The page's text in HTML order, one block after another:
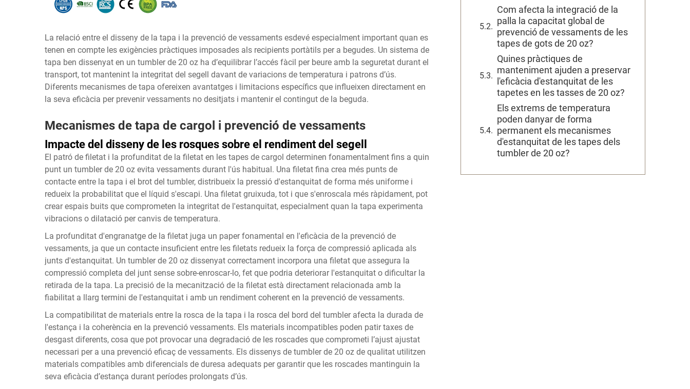
La relació entre el disseny de la tapa i la prevenció de vessaments esdevé especialment important quan es
tenen en compte les exigències pràctiques imposades als recipients portàtils per a begudes. Un sistema de
tapa ben dissenyat en un tumbler de 20 oz ha d’equilibrar l’accés fàcil per beure amb la seguretat durant el
transport, tot mantenint la integritat del segell davant de variacions de temperatura i patrons d’ús.
Diferents mecanismes de tapa ofereixen avantatges i limitacions específics que influeixen directament en
la seva eficàcia per prevenir vessaments no desitjats i mantenir el contingut de la beguda.
Mecanismes de tapa de cargol i prevenció de vessaments
Impacte del disseny de les rosques sobre el rendiment del segell
El patró de filetat i la profunditat de la filetat en les tapes de cargol determinen fonamentalment fins a quin
punt un tumbler de 20 oz evita vessaments durant l'ús habitual. Una filetat fina crea més punts de
contacte entre la tapa i el brot del tumbler, distribueix la pressió d'estanquitat de forma més uniforme i
redueix la probabilitat que el líquid s'escapi. Una filetat gruixuda, tot i que s'enroscala més ràpidament, pot
crear espais buits que comprometen la integritat de l'estanquitat, especialment quan la tapa experimenta
vibracions o dilatació per canvis de temperatura.
La profunditat d'engranatge de la filetat juga un paper fonamental en l'eficàcia de la prevenció de
vessaments, ja que un contacte insuficient entre les filetats redueix la força de compressió aplicada als
junts d'estanquitat. Un tumbler de 20 oz dissenyat correctament incorpora una filetat que assegura la
compressió completa del junt sense sobre-enroscar-lo, fet que podria deteriorar l'estanquitat o dificultar la
retirada de la tapa. La precisió de la mecanització de la filetat està directament relacionada amb la
fiabilitat a llarg termini de l'estanquitat i amb un rendiment coherent en la prevenció de vessaments.
La compatibilitat de materials entre la rosca de la tapa i la rosca del bord del tumbler afecta la durada de
l'estança i la coherència en la prevenció vessaments. Els materials incompatibles poden patir taxes de
desgast diferents, cosa que pot provocar una degradació de les roscades que comprometi l’ajust ajustat
necessari per a una prevenció eficaç de vessaments. Els dissenys de tumbler de 20 oz de qualitat utilitzen
materials compatibles amb diferencials de duresa adequats per garantir que les roscades mantinguin la
seva eficàcia d’estança durant períodes prolongats d’ús.
Com afecta la integració de la
palla la capacitat global de
prevenció de vessaments de les
tapes de gots de 20 oz?
Quines pràctiques de
manteniment ajuden a preservar
l'eficàcia d'estanquitat de les
tapetes en les tasses de 20 oz?
Els extrems de temperatura
poden danyar de forma
permanent els mecanismes
d'estanquitat de les tapes dels
tumbler de 20 oz?